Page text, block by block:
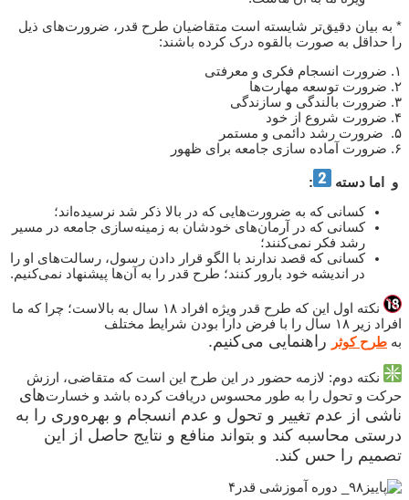
* به بیان دقیق‌تر شایسته است متقاضیان طرح قدر، ضرورت‌های ذیل
را حداقل به صورت بالقوه درک کرده باشند:
۱. ضرورت انسجام فکری و معرفتی
۲. ضرورت توسعه مهارت‌­ها
۳. ضرورت بالندگی و سازندگی
۴. ضرورت شروع از خود
۵. ضرورت رشد دائمی و مستمر
۶. ضرورت آماده سازی جامعه برای ظهور
و اما دسته
:
کسانی که به ضرورت­‌هایی که در بالا ذکر شد نرسیده‌اند؛
کسانی که در آرمان‌های خودشان به زمینه‌سازی جامعه در مسیر
رشد فکر نمی­‌کنند؛
کسانی که قصد ندارند با الگو قرار دادن رسول، رسالت­‌های او را
در اندیشه خود بارور کنند؛ طرح قدر را به آن‌ها پیشنهاد نمی‌کنیم.
نکته اول این که طرح قدر ویژه افراد ۱۸ سال به بالاست؛ چرا که ما
افراد زیر ۱۸ سال را با فرض دارا بودن شرایط مختلف
به طرح کوثر راهنمایی می‌کنیم.
نکته دوم: لازمه حضور در این طرح این است که متقاضی، ارزش
حرکت و تحول را به طور محسوس دریافت کرده باشد و خسارت‌های
ناشی از عدم تغییر و تحول و عدم انسجام و بهره‌وری را به
درستی محاسبه کند و بتواند منافع و نتایج حاصل از این
تصمیم را حس کند.